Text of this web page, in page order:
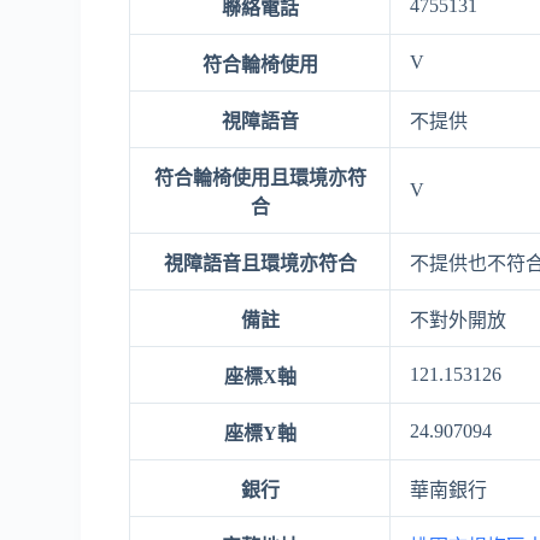
聯絡電話 4755131
符合輪椅使用 V
視障語音 不提供
符合輪椅使用且環境亦符
合
V
視障語音且環境亦符合 不提供也不符
備註 不對外開放
座標X軸 121.153126
座標Y軸 24.907094
銀行 華南銀行